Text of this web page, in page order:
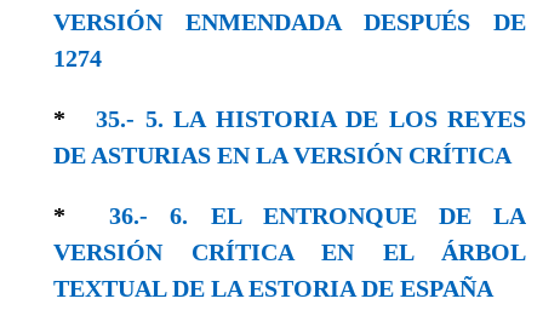
VERSIÓN ENMENDADA DESPUÉS DE
1274
*35.- 5. LA HISTORIA DE LOS REYES
DE ASTURIAS EN LA VERSIÓN CRÍTICA
*36.- 6. EL ENTRONQUE DE LA
VERSIÓN CRÍTICA EN EL ÁRBOL
TEXTUAL DE LA ESTORIA DE ESPAÑA